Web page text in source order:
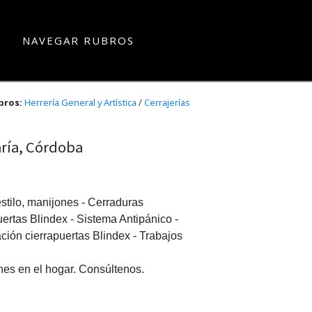
NAVEGAR RUBROS
Herrería General y Artística /Cerrajerías
Córdoba
manijones - Cerraduras
Blindex - Sistema Antipánico -
cierrapuertas Blindex - Trabajos
en el hogar. Consúltenos.